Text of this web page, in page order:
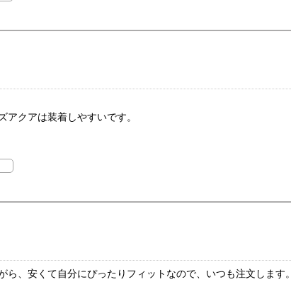
クアは装着しやすいです。
ら、安くて自分にぴったりフィットなので、いつも注文します。